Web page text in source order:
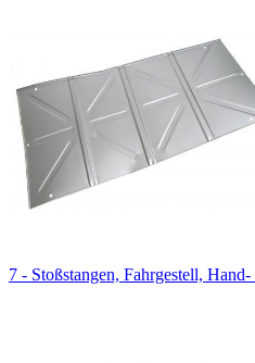
7 - Stoßstangen, Fahrgestell,